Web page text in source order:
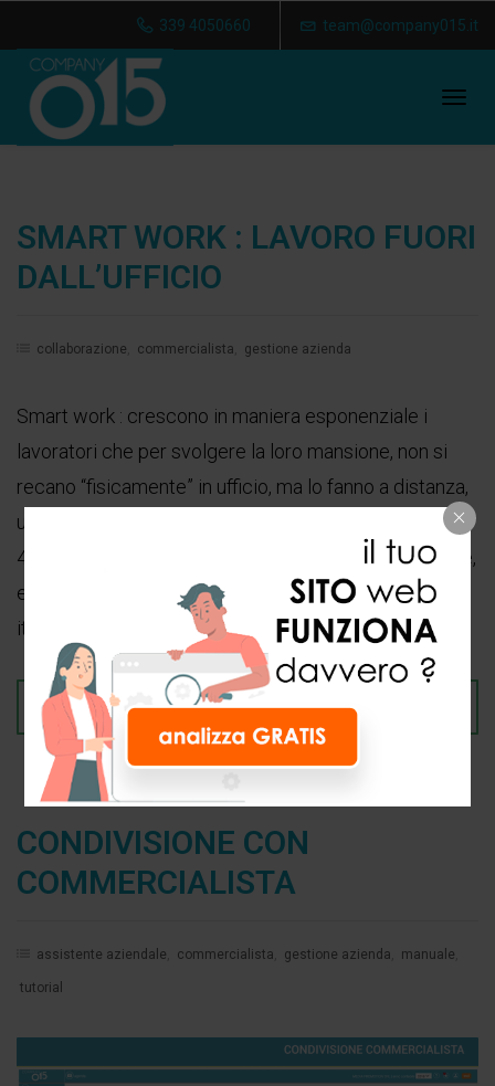
339 4050660 team@company015.it
SMART WORK : LAVORO FUORI
DALL’UFFICIO
collaborazione commercialista gestione azienda
Smart work : crescono in maniera esponenziale i
lavoratori che per svolgere la loro mansione, non si
recano “fisicamente” in ufficio, ma lo fanno a distanza,
utilizzando gli strumenti digitali. La cifra è vicina alle
480mila unità in Italia, soprattutto nelle grandi aziende,
ed è in crescita. Quasi la metà delle grandi aziende
italiane ha
LEGGI TUTTO
CONDIVISIONE CON
COMMERCIALISTA
assistente aziendale commercialista gestione azienda manuale
tutorial